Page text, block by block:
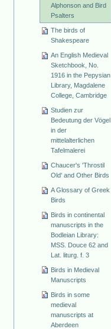
Alphonson and Bird
Psalters
The birds of
Shakespeare
An English Medieval
Sketchbook, No.
1916 in the Pepysian
Library, Magdalene
College, Cambridge
Studien zur
Bedeutung der Vögel
in der
mittelalterlichen
Tafelmalerei
Chaucer's 'Throstil
Old' and Other Birds
A Glossary of Greek
Birds
Birds in continental
manuscripts in the
Bodleian Library:
MSS. Douce 62 and
Lat. liturg. f. 3
Birds in Medieval
Manuscripts
Birds in some
medieval
manuscripts at
Aberdeen